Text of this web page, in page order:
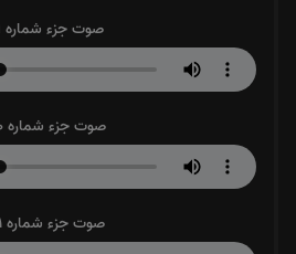
صوت جزء شماره 9
صوت جزء شماره 10
صوت جزء شماره 11